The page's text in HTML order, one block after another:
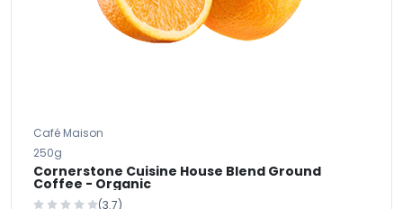
Café Maison
250g
Cornerstone Cuisine House Blend Ground
Coffee - Organic
(3.7)